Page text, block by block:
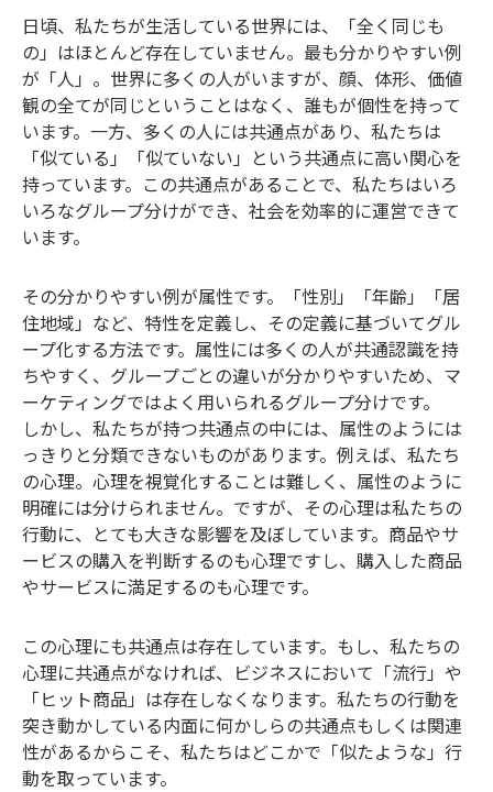
日頃、私たちが生活している世界には、「全く同じも
の」はほとんど存在していません。最も分かりやすい例
が「人」。世界に多くの人がいますが、顔、体形、価値
観の全てが同じということはなく、誰もが個性を持って
います。一方、多くの人には共通点があり、私たちは
「似ている」「似ていない」という共通点に高い関心を
持っています。この共通点があることで、私たちはいろ
いろなグループ分けができ、社会を効率的に運営できて
います。
その分かりやすい例が属性です。「性別」「年齢」「居
住地域」など、特性を定義し、その定義に基づいてグル
ープ化する方法です。属性には多くの人が共通認識を持
ちやすく、グループごとの違いが分かりやすいため、マ
ーケティングではよく用いられるグループ分けです。
しかし、私たちが持つ共通点の中には、属性のようには
っきりと分類できないものがあります。例えば、私たち
の心理。心理を視覚化することは難しく、属性のように
明確には分けられません。ですが、その心理は私たちの
行動に、とても大きな影響を及ぼしています。商品やサ
ービスの購入を判断するのも心理ですし、購入した商品
やサービスに満足するのも心理です。
この心理にも共通点は存在しています。もし、私たちの
心理に共通点がなければ、ビジネスにおいて「流行」や
「ヒット商品」は存在しなくなります。私たちの行動を
突き動かしている内面に何かしらの共通点もしくは関連
性があるからこそ、私たちはどこかで「似たような」行
動を取っています。